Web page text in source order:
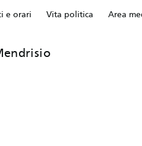
e orari Vita politica Area